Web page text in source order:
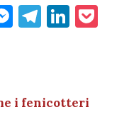
M
g
T
a
Li
dI
i fenicotteri